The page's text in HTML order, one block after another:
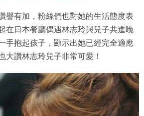
譽有加，粉絲們也對她的生活態度表
在日本餐廳偶遇林志玲與兒子共進晚
手抱起孩子，顯示出她已經完全適應
大讚林志玲兒子非常可愛！